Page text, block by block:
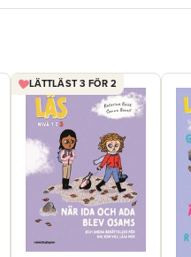
LÄTTLÄST 3 FÖR 2